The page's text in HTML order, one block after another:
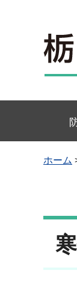
栃
ホーム